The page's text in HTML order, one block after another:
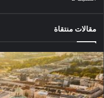
مقالات منتقاة